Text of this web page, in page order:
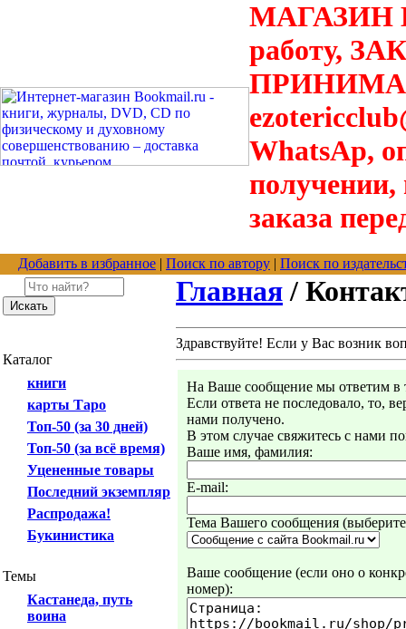
МАГАЗИН
работу,
WhatsAp,
получении,
заказа
Добавить в избранное | Поиск по автору | Поиск по
Каталог
книги
карты Таро
Топ-50 (за 30 дней)
Топ-50 (за всё время)
Уцененные товары
Последний экземпляр
Распродажа!
Букинистика
Темы
Кастанеда, путь
воина
Главная /
Здравствуйте! Если у Вас возник
На Ваше сообщение мы ответим в
Если ответа не последовало, то,
нами получено.
В этом случае свяжитесь с нами
Ваше имя, фамилия:
E-mail:
Тема Вашего сообщения
Ваше сообщение (если оно о
номер):